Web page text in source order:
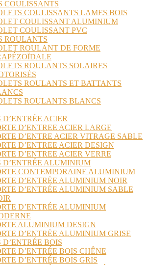
COULISSANTS
COULISSANTS LAMES BOIS
COULISSANT ALUMINIUM
COULISSANT PVC
ROULANTS
ROULANT DE FORME
ROULANTS SOLAIRES
ROULANTS ET BATTANTS
ROULANTS BLANCS
D’ENTRÉE ACIER
D’ENTREE ACIER LARGE
D’ENTRE ACIER VITRAGE SABLE
D’ENTREE ACIER DESIGN
D’ENTREE ACIER VERRE
D’ENTRÉE ALUMINIUM
CONTEMPORAINE ALUMINIUM
D’ENTRÉE ALUMINIUM NOIR
D’ENTRÉE ALUMINIUM SABLE
D’ENTRÉE ALUMINIUM
ALUMINIUM DESIGN
D’ENTRÉE ALUMINIUM GRISE
D’ENTRÉE BOIS
D’ENTRÉE BOIS CHÊNE
D’ENTRÉE BOIS GRIS